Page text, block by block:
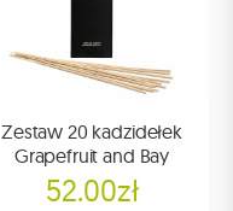
Zestaw 20 kadzidełek
Grapefruit and Bay
52.00zł